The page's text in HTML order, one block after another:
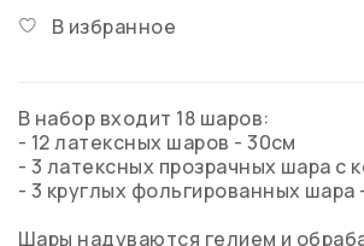
В избранное
В набор входит 18 шаров:
- 12 латексных шаров - 30см
- 3 латексных прозрачных шара с
- 3 круглых фольгированных шара
Шары надуваются гелием и